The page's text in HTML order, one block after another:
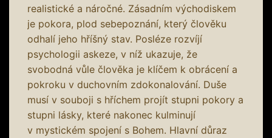
realistické a náročné. Zásadním východiskem
je pokora, plod sebepoznání, který člověku
odhalí jeho hříšný stav. Posléze rozvíjí
psychologii askeze, v níž ukazuje, že
svobodná vůle člověka je klíčem k obrácení a
pokroku v duchovním zdokonalování. Duše
musí v souboji s hříchem projít stupni pokory a
stupni lásky, které nakonec kulminují
v mystickém spojení s Bohem. Hlavní důraz